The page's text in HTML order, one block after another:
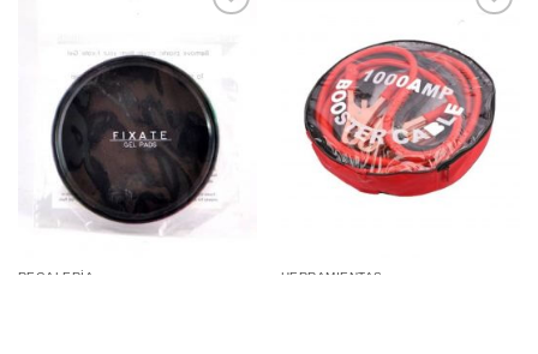
Añadir a
favoritos
REGALERÍA
Añadir a
favoritos
HERRAMIENTAS